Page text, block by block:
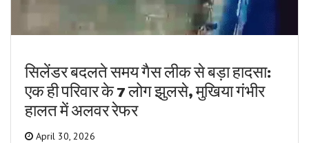
सिलेंडर बदलते समय गैस लीक से बड़ा हादसा:
एक ही परिवार के 7 लोग झुलसे, मुखिया गंभीर
हालत में अलवर रेफर
April 30, 2026